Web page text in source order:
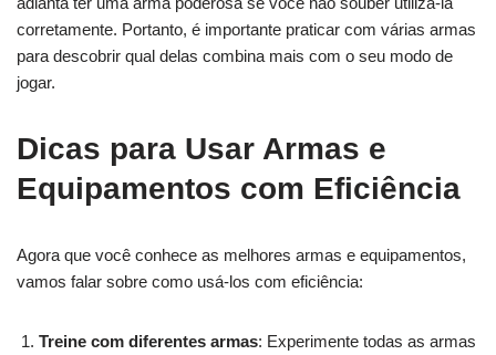
corretamente. Portanto, é importante praticar com várias armas
para descobrir qual delas combina mais com o seu modo de
jogar.
Dicas para Usar Armas e
Equipamentos com Eficiência
Agora que você conhece as melhores armas e equipamentos,
vamos falar sobre como usá-los com eficiência:
Treine com diferentes armas: Experimente todas as armas